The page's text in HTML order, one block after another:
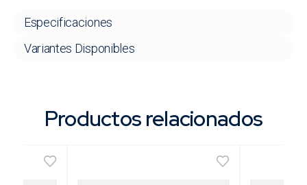
Especificaciones
Variantes Disponibles
Productos relacionados